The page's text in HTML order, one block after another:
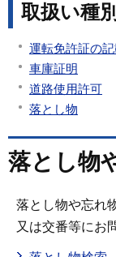
取扱い種別
運転免許証の
車庫証明
道路使用許可
落とし物
落とし物
落とし物や忘れ
又は交番等にお